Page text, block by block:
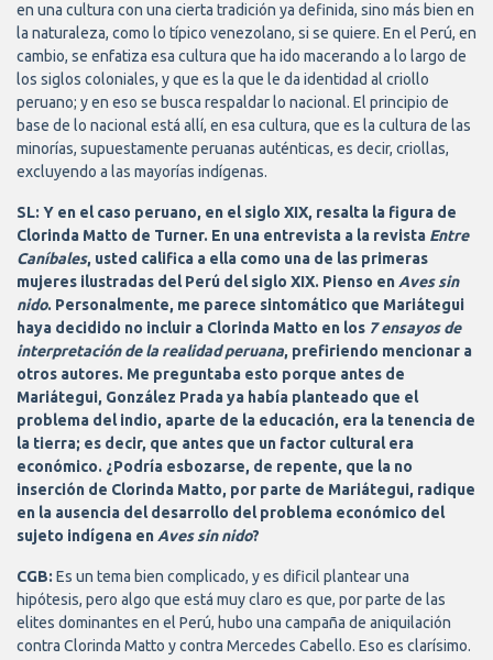
en una cultura con una cierta tradición ya definida, sino más bien en
la naturaleza, como lo típico venezolano, si se quiere. En el Perú, en
cambio, se enfatiza esa cultura que ha ido macerando a lo largo de
los siglos coloniales, y que es la que le da identidad al criollo
peruano; y en eso se busca respaldar lo nacional. El principio de
base de lo nacional está allí, en esa cultura, que es la cultura de las
minorías, supuestamente peruanas auténticas, es decir, criollas,
excluyendo a las mayorías indígenas.
SL: Y en el caso peruano, en el siglo XIX, resalta la figura de
Clorinda Matto de Turner. En una entrevista a la revista Entre
Caníbales, usted califica a ella como una de las primeras
mujeres ilustradas del Perú del siglo XIX. Pienso en Aves sin
nido. Personalmente, me parece sintomático que Mariátegui
haya decidido no incluir a Clorinda Matto en los 7 ensayos de
interpretación de la realidad peruana, prefiriendo mencionar a
otros autores. Me preguntaba esto porque antes de
Mariátegui, González Prada ya había planteado que el
problema del indio, aparte de la educación, era la tenencia de
la tierra; es decir, que antes que un factor cultural era
económico. ¿Podría esbozarse, de repente, que la no
inserción de Clorinda Matto, por parte de Mariátegui, radique
en la ausencia del desarrollo del problema económico del
sujeto indígena en Aves sin nido?
CGB: Es un tema bien complicado, y es dificil plantear una
hipótesis, pero algo que está muy claro es que, por parte de las
elites dominantes en el Perú, hubo una campaña de aniquilación
contra Clorinda Matto y contra Mercedes Cabello. Eso es clarísimo.